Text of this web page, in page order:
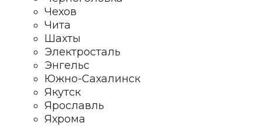
Чехов
Чита
Шахты
Электросталь
Энгельс
Южно-Сахалинск
Якутск
Ярославль
Яхрома